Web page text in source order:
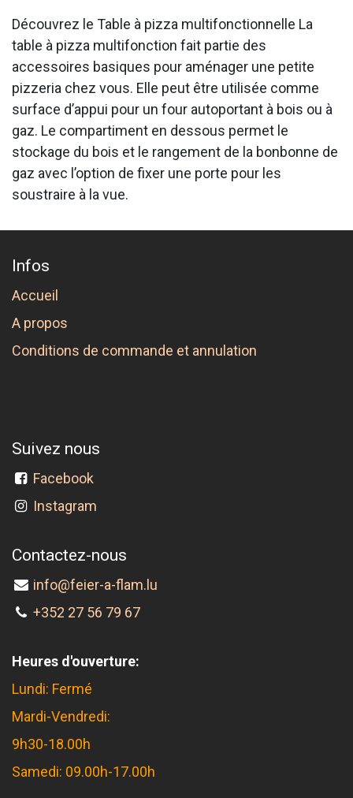
Découvrez le Table à pizza multifonctionnelle La
table à pizza multifonction fait partie des
accessoires basiques pour aménager une petite
pizzeria chez vous. Elle peut être utilisée comme
surface d’appui pour un four autoportant à bois ou à
gaz. Le compartiment en dessous permet le
stockage du bois et le rangement de la bonbonne de
gaz avec l’option de fixer une porte pour les
soustraire à la vue.
Infos
Accueil
A propos
Conditions de commande et annulation
Suivez nous
Facebook
Instagram
Contactez-nous
info@feier-a-flam.lu
+352 27 56 79 67
Heures d'ouverture:
Lundi: Fermé
Mardi-Vendredi:
9h30-18.00h
Samedi: 09.00h-17.00h